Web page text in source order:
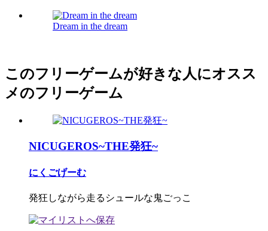
Dream in the dream
このフリーゲームが好きな人にオスス
メのフリーゲーム
NICUGEROS~THE発狂~
にくごげーむ
発狂しながら走るシュールな鬼ごっこ